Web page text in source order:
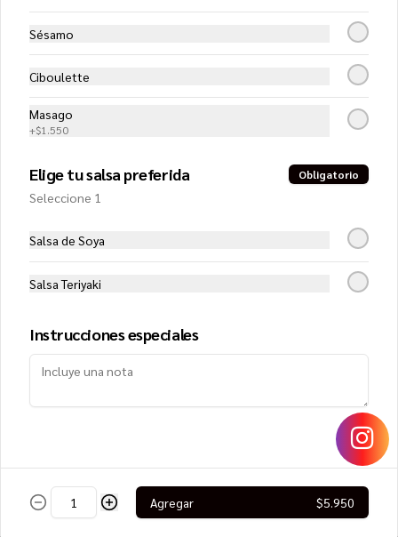
$8.250
Filete de vacuno, queso crema y
cebollín, cubierto con cebolla morada,
$8.950
Mango Roll
Camarón furai y queso crema, envuelto
en mango, cubierto con ceviche de
$8.450
Sésamo
Ciboulette
Masago
+$1.550
Elige tu salsa preferida Obligatorio
Seleccione 1
Salsa de Soya
Salsa Teriyaki
Instrucciones especiales
Agregar $5.950